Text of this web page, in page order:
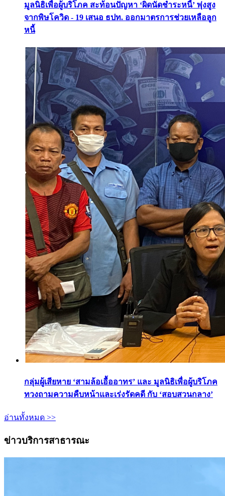
มูลนิธิเพื่อผู้บริโภค สะท้อนปัญหา ‘ผิดนัดชำระหนี้’ พุ่งสูง
จากพิษโควิด - 19 เสนอ ธปท. ออกมาตรการช่วยเหลือลูก
หนี้
กลุ่มผู้เสียหาย ‘สามล้อเอื้ออาทร’ และ มูลนิธิเพื่อผู้บริโภค
ทวงถามความคืบหน้าและเร่งรัดคดี กับ ‘สอบสวนกลาง’
อ่านทั้งหมด >>
ข่าวบริการสาธารณะ